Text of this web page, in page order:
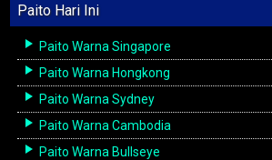
Paito Hari Ini
Paito Warna Singapore
Paito Warna Hongkong
Paito Warna Sydney
Paito Warna Cambodia
Paito Warna Bullseye